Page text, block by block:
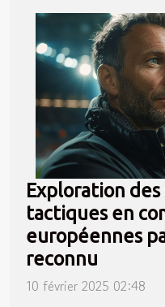
Exploration
tactiques en
européennes
reconnu
10 février 2025 02:48